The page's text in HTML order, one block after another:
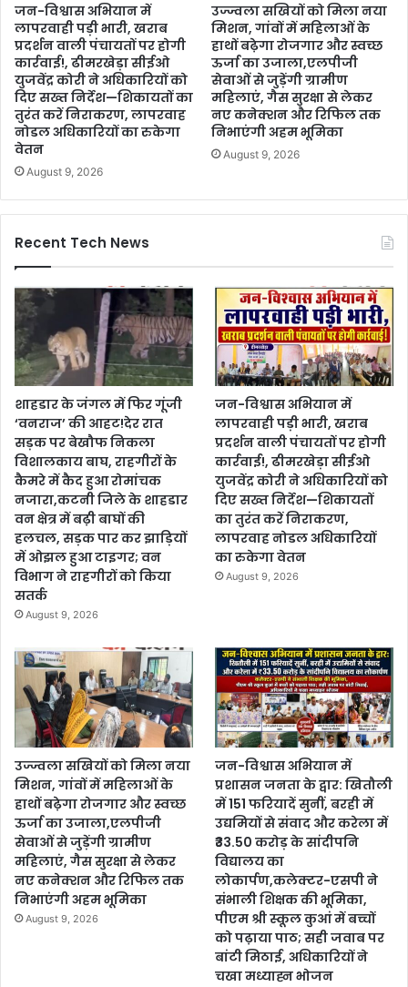
जन-विश्वास अभियान में
लापरवाही पड़ी भारी, खराब
प्रदर्शन वाली पंचायतों पर होगी
कार्रवाई!, ढीमरखेड़ा सीईओ
युजवेंद्र कोरी ने अधिकारियों को
दिए सख्त निर्देश—शिकायतों का
तुरंत करें निराकरण, लापरवाह
नोडल अधिकारियों का रुकेगा
वेतन
August 9, 2026
उज्ज्वला सखियों को मिला नया
मिशन, गांवों में महिलाओं के
हाथों बढ़ेगा रोजगार और स्वच्छ
ऊर्जा का उजाला,एलपीजी
सेवाओं से जुड़ेंगी ग्रामीण
महिलाएं, गैस सुरक्षा से लेकर
नए कनेक्शन और रिफिल तक
निभाएंगी अहम भूमिका
August 9, 2026
Recent Tech News
शाहडार के जंगल में फिर गूंजी
‘वनराज’ की आहट!देर रात
सड़क पर बेखौफ निकला
विशालकाय बाघ, राहगीरों के
कैमरे में कैद हुआ रोमांचक
नजारा,कटनी जिले के शाहडार
वन क्षेत्र में बढ़ी बाघों की
हलचल, सड़क पार कर झाड़ियों
में ओझल हुआ टाइगर; वन
विभाग ने राहगीरों को किया
सतर्क
August 9, 2026
जन-विश्वास अभियान में
लापरवाही पड़ी भारी, खराब
प्रदर्शन वाली पंचायतों पर होगी
कार्रवाई!, ढीमरखेड़ा सीईओ
युजवेंद्र कोरी ने अधिकारियों को
दिए सख्त निर्देश—शिकायतों
का तुरंत करें निराकरण,
लापरवाह नोडल अधिकारियों
का रुकेगा वेतन
August 9, 2026
उज्ज्वला सखियों को मिला नया
मिशन, गांवों में महिलाओं के
हाथों बढ़ेगा रोजगार और स्वच्छ
ऊर्जा का उजाला,एलपीजी
सेवाओं से जुड़ेंगी ग्रामीण
महिलाएं, गैस सुरक्षा से लेकर
नए कनेक्शन और रिफिल तक
निभाएंगी अहम भूमिका
August 9, 2026
जन-विश्वास अभियान में
प्रशासन जनता के द्वार: खितौली
में 151 फरियादें सुनीं, बरही में
उद्यमियों से संवाद और करेला में
₹33.50 करोड़ के सांदीपनि
विद्यालय का
लोकार्पण,कलेक्टर-एसपी ने
संभाली शिक्षक की भूमिका,
पीएम श्री स्कूल कुआं में बच्चों
को पढ़ाया पाठ; सही जवाब पर
बांटी मिठाई, अधिकारियों ने
चखा मध्याह्न भोजन